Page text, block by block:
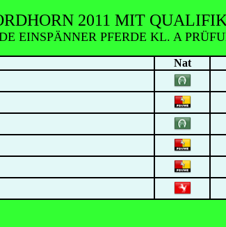
2011 MIT
EINSPÄNNER PFERDE KL. A
Nat